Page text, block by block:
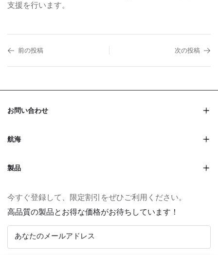
支援を行います。
前の投稿 次の投稿
お問い合わせ
航海
製品
今すぐ登録して、限定割引をぜひご利用ください。
高品質の製品とお得な価格がお待ちしています！
あなたのメールアドレス